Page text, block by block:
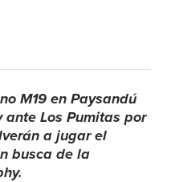
M19 en Paysandú
Los Pumitas por
a jugar el
busca de la